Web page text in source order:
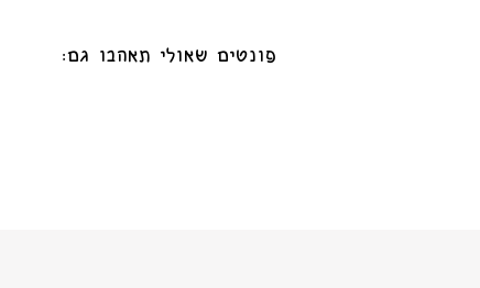
פונטים שאולי תאהבו גם: